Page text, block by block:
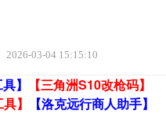
2026-03-04 15:15:10
】
【三角洲S10改枪码】
】
【洛克远行商人助手】